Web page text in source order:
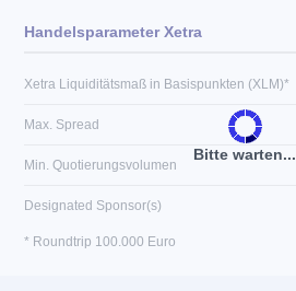
Bitte warten...
Handelsparameter Xetra
Xetra Liquiditätsmaß in Basispunkten (XLM)*
Max. Spread
Min. Quotierungsvolumen
Designated Sponsor(s)
* Roundtrip 100.000 Euro